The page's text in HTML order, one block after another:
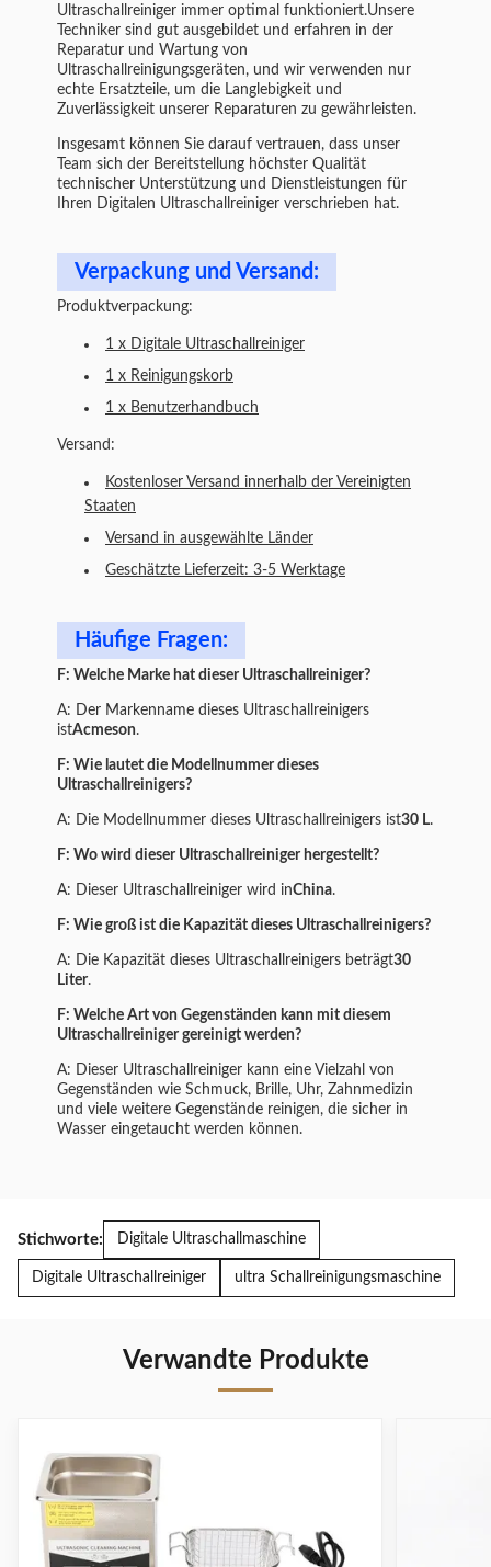
Ultraschallreiniger immer optimal funktioniert.Unsere
Techniker sind gut ausgebildet und erfahren in der
Reparatur und Wartung von
Ultraschallreinigungsgeräten, und wir verwenden nur
echte Ersatzteile, um die Langlebigkeit und
Zuverlässigkeit unserer Reparaturen zu gewährleisten.
Insgesamt können Sie darauf vertrauen, dass unser
Team sich der Bereitstellung höchster Qualität
technischer Unterstützung und Dienstleistungen für
Ihren Digitalen Ultraschallreiniger verschrieben hat.
Verpackung und Versand:
Produktverpackung:
1 x Digitale Ultraschallreiniger
1 x Reinigungskorb
1 x Benutzerhandbuch
Versand:
Kostenloser Versand innerhalb der Vereinigten
Staaten
Versand in ausgewählte Länder
Geschätzte Lieferzeit: 3-5 Werktage
Häufige Fragen:
F: Welche Marke hat dieser Ultraschallreiniger?
A: Der Markenname dieses Ultraschallreinigers
istAcmeson.
F: Wie lautet die Modellnummer dieses
Ultraschallreinigers?
A: Die Modellnummer dieses Ultraschallreinigers ist30 L.
F: Wo wird dieser Ultraschallreiniger hergestellt?
A: Dieser Ultraschallreiniger wird inChina.
F: Wie groß ist die Kapazität dieses Ultraschallreinigers?
A: Die Kapazität dieses Ultraschallreinigers beträgt30
Liter.
F: Welche Art von Gegenständen kann mit diesem
Ultraschallreiniger gereinigt werden?
A: Dieser Ultraschallreiniger kann eine Vielzahl von
Gegenständen wie Schmuck, Brille, Uhr, Zahnmedizin
und viele weitere Gegenstände reinigen, die sicher in
Wasser eingetaucht werden können.
Stichworte: Digitale Ultraschallmaschine
Digitale Ultraschallreiniger ultra Schallreinigungsmaschine
Verwandte Produkte